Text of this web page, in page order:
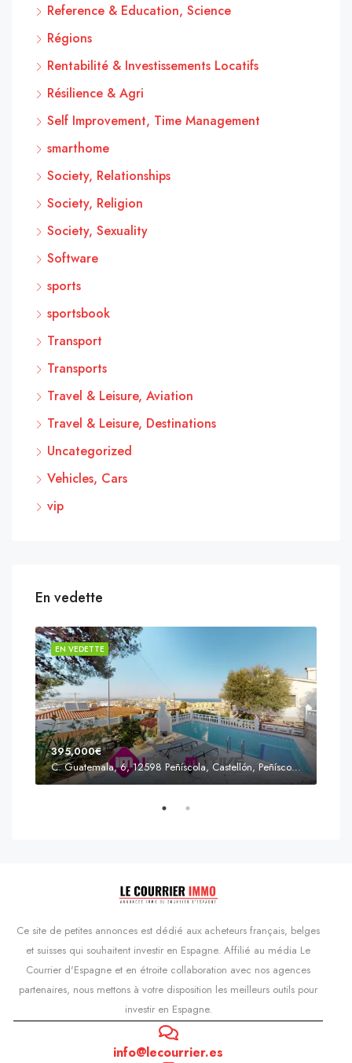
Reference & Education, Science
Régions
Rentabilité & Investissements Locatifs
Résilience & Agri
Self Improvement, Time Management
smarthome
Society, Relationships
Society, Religion
Society, Sexuality
Software
sports
sportsbook
Transport
Transports
Travel & Leisure, Aviation
Travel & Leisure, Destinations
Uncategorized
Vehicles, Cars
vip
En vedette
EN VEDETTE
395,000€
C. Guatemala, 6, 12598 Peñíscola, Castellón, Peñíscola, Communauté valencienne
Ce site de petites annonces est dédié aux acheteurs français, belges
et suisses qui souhaitent investir en Espagne. Affilié au média Le
Courrier d'Espagne et en étroite collaboration avec nos agences
partenaires, nous mettons à votre disposition les meilleurs outils pour
investir en Espagne.
info@lecourrier.es